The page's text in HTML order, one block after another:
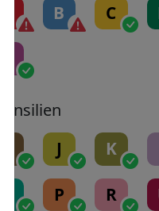
B C
Transilien
J K
P R